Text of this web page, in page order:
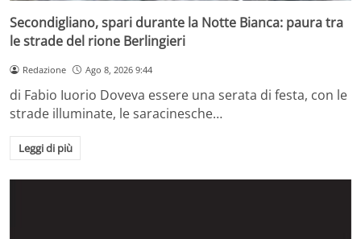
Secondigliano, spari durante la Notte Bianca: paura tra
le strade del rione Berlingieri
Redazione Ago 8, 2026 9:44
di Fabio Iuorio Doveva essere una serata di festa, con le
strade illuminate, le saracinesche…
Leggi di più